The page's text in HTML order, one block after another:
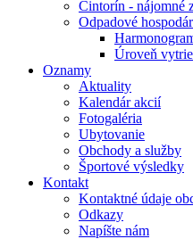
Cintorín - nájomné
Odpadové
Úroveň
Oznamy
Aktuality
Kalendár akcií
Fotogaléria
Ubytovanie
Obchody a služby
Športové výsledky
Kontakt
Kontaktné údaje
Odkazy
Napíšte nám